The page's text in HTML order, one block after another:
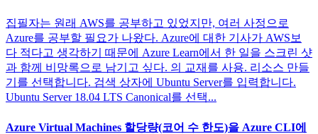
집필자는 원래 AWS를 공부하고 있었지만, 여러 사정으로
Azure를 공부할 필요가 나왔다. Azure에 대한 기사가 AWS보
다 적다고 생각하기 때문에 Azure Learn에서 한 일을 스크린 샷
과 함께 비망록으로 남기고 싶다. 의 교재를 사용. 리소스 만들
기를 선택합니다. 검색 상자에 Ubuntu Server를 입력합니다.
Ubuntu Server 18.04 LTS Canonical를 선택...
Azure Virtual Machines 할당량(코어 수 한도)을 Azure CLI에